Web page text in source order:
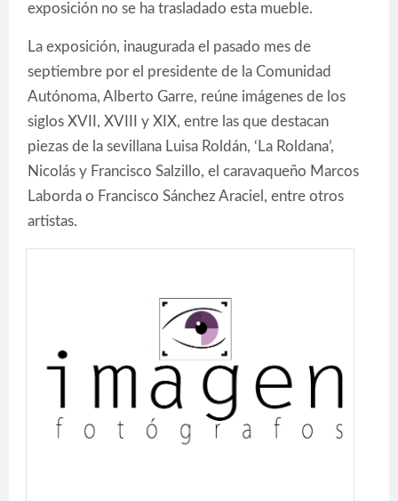
exposición no se ha trasladado esta mueble.
La exposición, inaugurada el pasado mes de
septiembre por el presidente de la Comunidad
Autónoma, Alberto Garre, reúne imágenes de los
siglos XVII, XVIII y XIX, entre las que destacan
piezas de la sevillana Luisa Roldán, ‘La Roldana’,
Nicolás y Francisco Salzillo, el caravaqueño Marcos
Laborda o Francisco Sánchez Araciel, entre otros
artistas.